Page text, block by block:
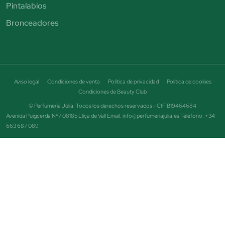
Pintalabios
Bronceadores
© Perfumería Júlia. Todos los derechos reservados - CIF B19464684
Aviso legal Condiciones de venta Política de privacidad
Política de cookies
Condiciones de Beauty Club
Avenida Puigcerda Nº7 08185 Lliça de Vall Email: info@perfumeriajulia.es Teléfono: +34
663 687 089